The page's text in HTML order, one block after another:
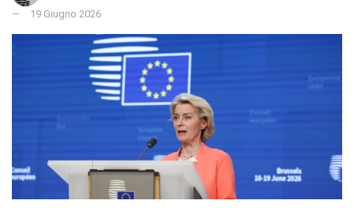
19 Giugno 2026